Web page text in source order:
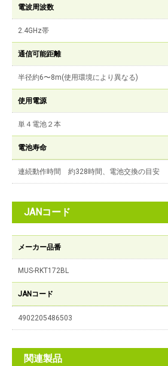
電波周波数
2.4GHz帯
通信可能距離
半径約6〜8m(使用環境により異なる)
使用電源
単４電池２本
電池寿命
連続動作時間 約328時間、電池交換の目安
JANコード
メーカー品番
MUS-RKT172BL
JANコード
4902205486503
関連製品